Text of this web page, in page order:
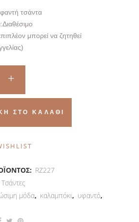
τσάντα
Διαθέσιμο
μπορεί να ζητηθεί
ΣΤΟ ΚΑΛΆΘΙ
RZ227
Τσάντες
μόδα, καλαμπόκι, υφαντό,